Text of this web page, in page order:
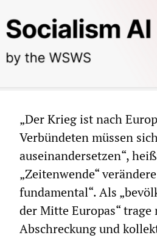
„Der Krieg ist nach
Verbündeten müssen
auseinandersetzen“,
„Zeitenwende“
fundamental“. Als
der Mitte Europas“ trage
Abschreckung und